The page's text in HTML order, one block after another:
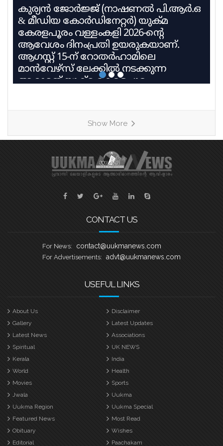
കുര്യൻ ജോർജ്ജ് (നാഷണൽ പി.ആർ.ഒ
& മീഡിയ കോർഡിനേറ്റർ) യുക്മ
കേരളപൂരം വള്ളംകളി 2026-ന്റെ
ആവേശം ദിനംപ്രതി ഉയരുകയാണ്.
ആഗസ്റ്റ് 15-ന് റോതർഹാമിലെ
മാൻവേഴ്സ് ലേക്കിൽ നടക്കുന്ന
ആറാമത് യുക്മ കേരളപൂരം
ടീമും കഠിന പരിശീലനത്തിന്റെ
അവസാനഘട്ടത്തിലാണ്. കേരളത്തിലെ
ചുണ്ടൻവള്ളം പാരമ്പര്യം
നിലനിർത്തിക്കൊണ്ട്, യുകെയിലെ
വിവിധ ബോട്ട് ക്ലബ്ബുകളെ
പ്രതിനിധീകരിക്കുന്ന ടീമുകൾ കുട്ടനാടൻ
വള്ളങ്ങളിലാണ് മത്സരിക്കുന്നത്. ഓരോ
Show More
CONTACT US
For News: contact@uukmanews.com
For Advertisements: advt@uukmanews.com
USEFUL LINKS
About Us
Disclaimer
Gallery
Latest Updates
Latest News
Associations
Spiritual
UK NEWS
Kerala
India
World
Health
Movies
Sports
Jwala
Uukma
Uukma Region
Uukma Special
Featured News
Most Read
Obituary
Wishes
Editorial
Paachakam